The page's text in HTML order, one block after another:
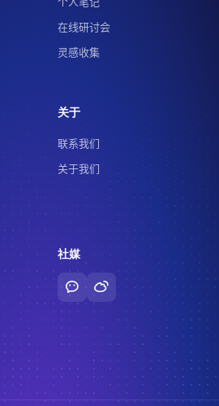
在线研讨会
灵感收集
关于
联系我们
关于我们
社媒